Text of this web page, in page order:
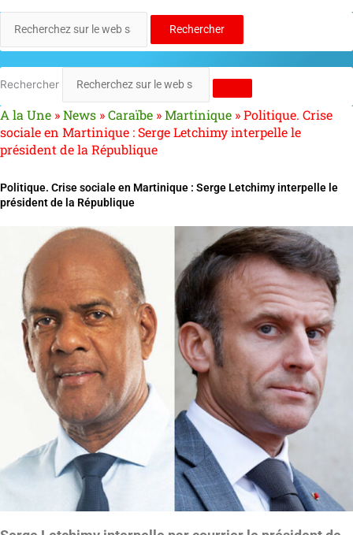
Rechercher
Rechercher
A la Une »News »Caraïbe »Martinique »Politique. Crise
sociale en Martinique : Serge Letchimy interpelle le
président de la République
Politique. Crise sociale en Martinique : Serge Letchimy interpelle le
président de la République